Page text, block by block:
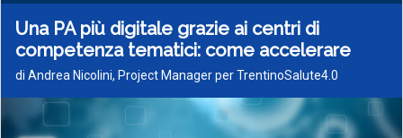
Una PA più digitale grazie ai centri di
competenza tematici: come accelerare
di Andrea Nicolini, Project Manager per TrentinoSalute4.0